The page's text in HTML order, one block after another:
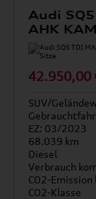
Audi
AHK
42.950,00
SUV/
EZ: 03/2023
68.039 km
Diesel
Verbrauch
CO2-
CO2-Klasse